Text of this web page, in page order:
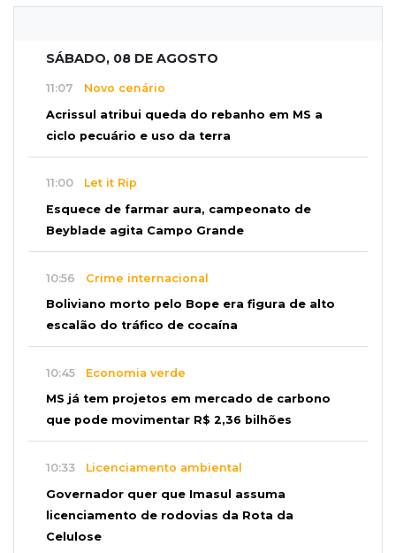
SÁBADO, 08 DE AGOSTO
11:07 Novo cenário
Acrissul atribui queda do rebanho em MS a
ciclo pecuário e uso da terra
11:00 Let it Rip
Esquece de farmar aura, campeonato de
Beyblade agita Campo Grande
10:56 Crime internacional
Boliviano morto pelo Bope era figura de alto
escalão do tráfico de cocaína
10:45 Economia verde
MS já tem projetos em mercado de carbono
que pode movimentar R$ 2,36 bilhões
10:33 Licenciamento ambiental
Governador quer que Imasul assuma
licenciamento de rodovias da Rota da
Celulose